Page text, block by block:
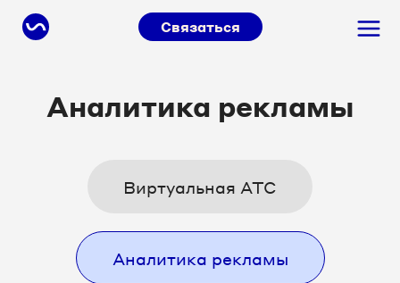
Связаться
Аналитика рекламы
Виртуальная АТС
Аналитика рекламы